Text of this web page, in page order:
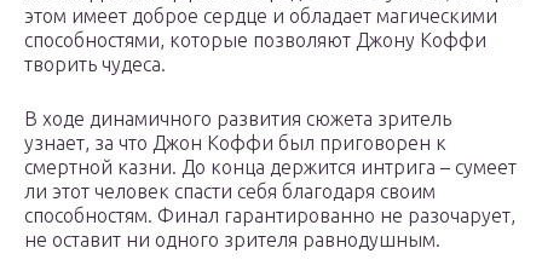
этом имеет доброе сердце и обладает магическими
способностями, которые позволяют Джону Коффи
творить чудеса.
В ходе динамичного развития сюжета зритель
узнает, за что Джон Коффи был приговорен к
смертной казни. До конца держится интрига – сумеет
ли этот человек спасти себя благодаря своим
способностям. Финал гарантированно не разочарует,
не оставит ни одного зрителя равнодушным.